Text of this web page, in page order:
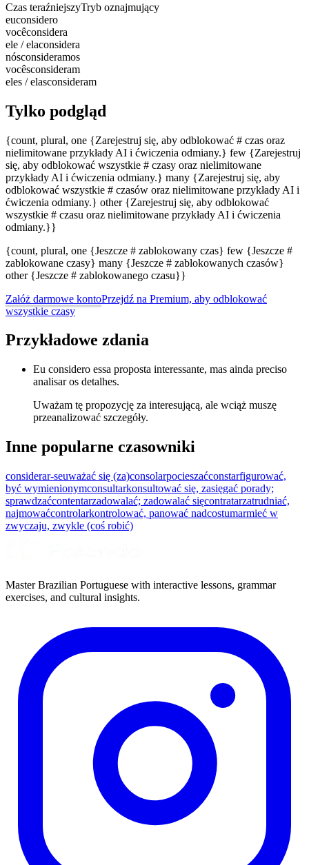
Czas teraźniejszyTryb oznajmujący
euconsidero
vocêconsidera
ele / elaconsidera
nósconsideramos
vocêsconsideram
eles / elasconsideram
Tylko podgląd
{count, plural, one {Zarejestruj się, aby odblokować # czas oraz
nielimitowane przykłady AI i ćwiczenia odmiany.} few {Zarejestruj
się, aby odblokować wszystkie # czasy oraz nielimitowane
przykłady AI i ćwiczenia odmiany.} many {Zarejestruj się, aby
odblokować wszystkie # czasów oraz nielimitowane przykłady AI i
ćwiczenia odmiany.} other {Zarejestruj się, aby odblokować
wszystkie # czasu oraz nielimitowane przykłady AI i ćwiczenia
odmiany.}}
{count, plural, one {Jeszcze # zablokowany czas} few {Jeszcze #
zablokowane czasy} many {Jeszcze # zablokowanych czasów}
other {Jeszcze # zablokowanego czasu}}
Załóż darmowe kontoPrzejdź na Premium, aby odblokować
wszystkie czasy
Przykładowe zdania
Eu considero essa proposta interessante, mas ainda preciso
analisar os detalhes.
Uważam tę propozycję za interesującą, ale wciąż muszę
przeanalizować szczegóły.
Inne popularne czasowniki
considerar-seuważać się (za)consolarpocieszaćconstarfigurować,
być wymienionymconsultarkonsultować się, zasięgać porady;
sprawdzaćcontentarzadowalać; zadowalać sięcontratarzatrudniać,
najmowaćcontrolarkontrolować, panować nadcostumarmieć w
zwyczaju, zwykle (coś robić)
Master Brazilian Portuguese with interactive lessons, grammar
exercises, and cultural insights.